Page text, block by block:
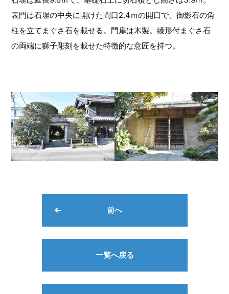
表門は石塀の中央に開けた間口2.4ｍの開口で、御影石の角
柱を立てまぐさ石を載せる。門扉は木製。繰形付まぐさ石
の両端に獅子彫刻を載せた特徴的な意匠を持つ。
前へ
一覧へ戻る